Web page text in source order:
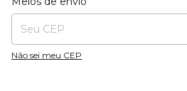
Não sei meu CEP